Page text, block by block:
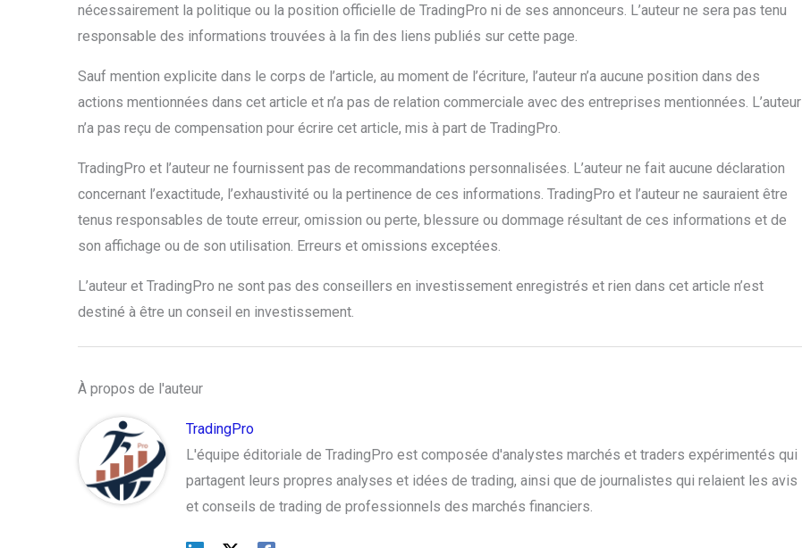
nécessairement la politique ou la position officielle de TradingPro ni de ses annonceurs. L’auteur ne sera pas tenu
responsable des informations trouvées à la fin des liens publiés sur cette page.
Sauf mention explicite dans le corps de l’article, au moment de l’écriture, l’auteur n’a aucune position dans des
actions mentionnées dans cet article et n’a pas de relation commerciale avec des entreprises mentionnées. L’auteur
n’a pas reçu de compensation pour écrire cet article, mis à part de TradingPro.
TradingPro et l’auteur ne fournissent pas de recommandations personnalisées. L’auteur ne fait aucune déclaration
concernant l’exactitude, l’exhaustivité ou la pertinence de ces informations. TradingPro et l’auteur ne sauraient être
tenus responsables de toute erreur, omission ou perte, blessure ou dommage résultant de ces informations et de
son affichage ou de son utilisation. Erreurs et omissions exceptées.
L’auteur et TradingPro ne sont pas des conseillers en investissement enregistrés et rien dans cet article n’est
destiné à être un conseil en investissement.
À propos de l'auteur
TradingPro
L'équipe éditoriale de TradingPro est composée d'analystes marchés et traders expérimentés qui
partagent leurs propres analyses et idées de trading, ainsi que de journalistes qui relaient les avis
et conseils de trading de professionnels des marchés financiers.